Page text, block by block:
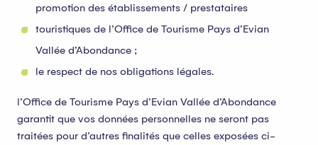
promotion des établissements / prestataires
touristiques de l’Office de Tourisme Pays d’Evian
Vallée d’Abondance ;
le respect de nos obligations légales.
l’Office de Tourisme Pays d’Evian Vallée d’Abondance
garantit que vos données personnelles ne seront pas
traitées pour d’autres finalités que celles exposées ci-